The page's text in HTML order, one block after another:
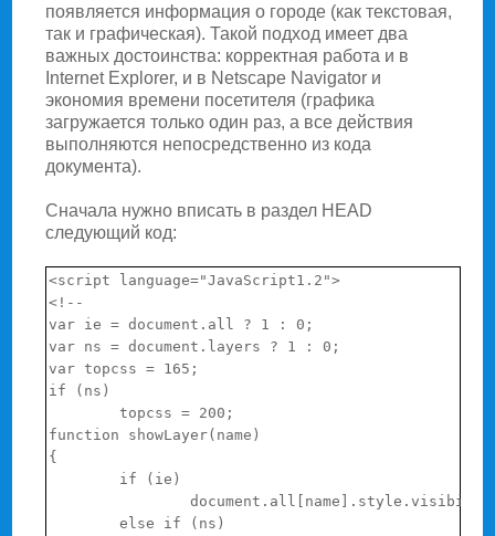
появляется информация о городе (как текстовая,
так и графическая). Такой подход имеет два
важных достоинства: корректная работа и в
Internet Explorer, и в Netscape Navigator и
экономия времени посетителя (графика
загружается только один раз, а все действия
выполняются непосредственно из кода
документа).
Сначала нужно вписать в раздел HEAD
следующий код:
<script language="JavaScript1.2">
<!--
var ie = document.all ? 1 : 0;
var ns = document.layers ? 1 : 0;
var topcss = 165;
if (ns)
        topcss = 200;
function showLayer(name)
{
        if (ie)
        else if (ns)